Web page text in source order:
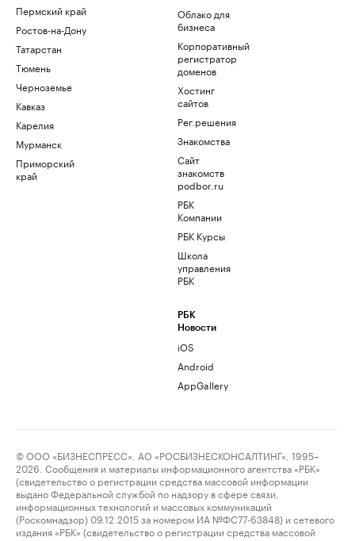
Пермский край
Ростов-на-Дону
Татарстан
Тюмень
Черноземье
Кавказ
Карелия
Мурманск
Приморский
край
Облако для
бизнеса
Корпоративный
регистратор
доменов
Хостинг
сайтов
Рег.решения
Знакомства
Сайт
знакомств
podbor.ru
РБК
Компании
РБК Курсы
Школа
управления
РБК
РБК
Новости
iOS
Android
AppGallery
© ООО «БИЗНЕСПРЕСС», АО «РОСБИЗНЕСКОНСАЛТИНГ», 1995–
2026. Сообщения и материалы информационного агентства «РБК»
(свидетельство о регистрации средства массовой информации
выдано Федеральной службой по надзору в сфере связи,
информационных технологий и массовых коммуникаций
(Роскомнадзор) 09.12.2015 за номером ИА №ФС77-63848) и сетевого
издания «РБК» (свидетельство о регистрации средства массовой